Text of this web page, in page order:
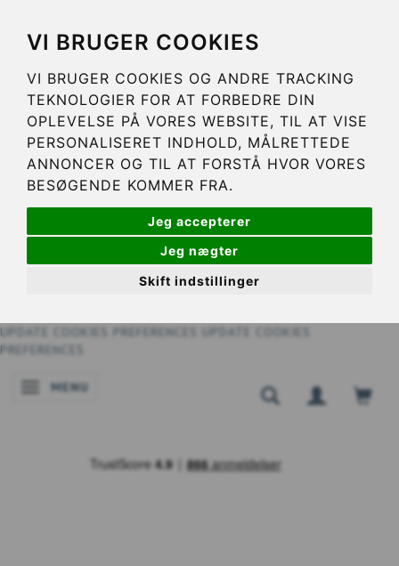
VI BRUGER COOKIES
VI BRUGER COOKIES OG ANDRE TRACKING
TEKNOLOGIER FOR AT FORBEDRE DIN
OPLEVELSE PÅ VORES WEBSITE, TIL AT VISE
PERSONALISERET INDHOLD, MÅLRETTEDE
ANNONCER OG TIL AT FORSTÅ HVOR VORES
BESØGENDE KOMMER FRA.
Jeg accepterer
Jeg nægter
Skift indstillinger
UPDATE COOKIES PREFERENCES
UPDATE COOKIES
PREFERENCES
SKIFTE NAVIGATION
MENU